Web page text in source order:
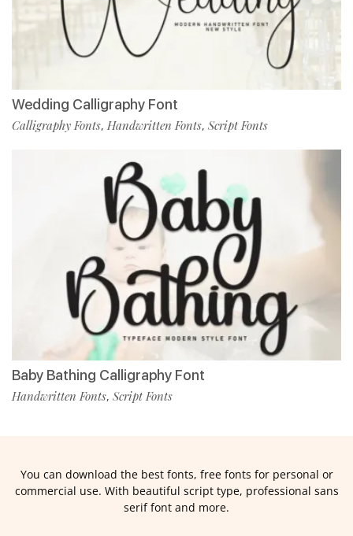
Wedding Calligraphy Font
Calligraphy Fonts, Handwritten Fonts, Script Fonts
Baby Bathing Calligraphy Font
Handwritten Fonts, Script Fonts
You can download the best fonts, free fonts for personal or
commercial use. With beautiful script type, professional sans
serif font and more.